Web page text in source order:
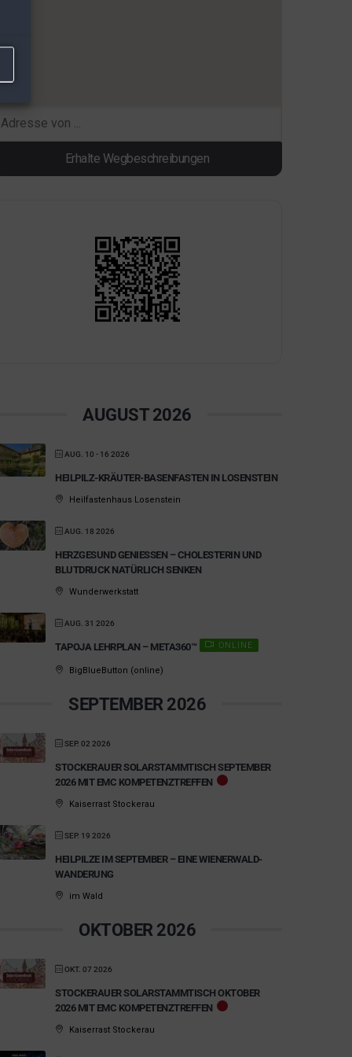
AUGUST 2026
AUG. 10 - 16 2026
HEILPILZ-KRÄUTER-BASENFASTEN IN LOSENSTEIN
Heilfastenhaus Losenstein
AUG. 18 2026
HERZGESUND GENIESSEN – CHOLESTERIN UND B
LUTDRUCK NATÜRLICH SENKEN
Wunderwerkstatt
AUG. 31 2026
TAPOJA LEHRPLAN – META360™ ONLINE
BigBlueButton (online)
SEPTEMBER 2026
SEP. 02 2026
STOCKERAUER SOLARSTAMMTISCH SEPTEMBER
2026 MIT EMC KOMPETENZTREFFEN
Kaiserrast Stockerau
SEP. 19 2026
HEILPILZE IM SEPTEMBER – EINE WIENERWALD-
WANDERUNG
im Wald
OKTOBER 2026
OKT. 07 2026
STOCKERAUER SOLARSTAMMTISCH OKTOBER
2026 MIT EMC KOMPETENZTREFFEN
Kaiserrast Stockerau